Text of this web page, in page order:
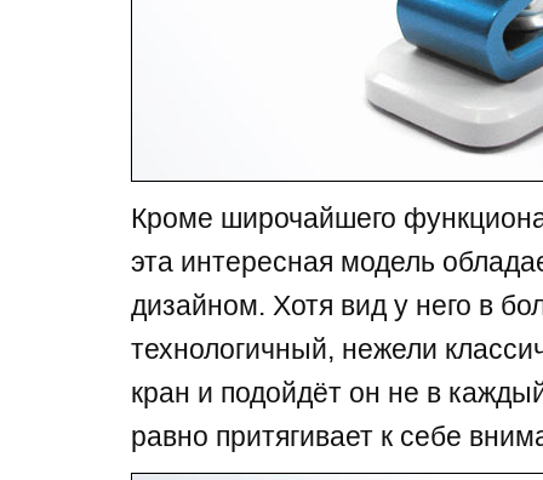
Кроме широчайшего
эта интересная модель
дизайном. Хотя вид у него в
технологичный, нежели
кран и подойдёт он не в
равно притягивает к себе